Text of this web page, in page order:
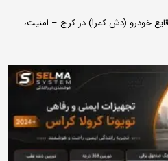
خودرو (دش کمرا) در کرج – امنیت،